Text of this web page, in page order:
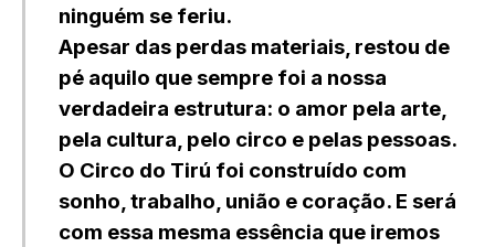
ninguém se feriu.
Apesar das perdas materiais, restou de
pé aquilo que sempre foi a nossa
verdadeira estrutura: o amor pela arte,
pela cultura, pelo circo e pelas pessoas.
O Circo do Tirú foi construído com
sonho, trabalho, união e coração. E será
com essa mesma essência que iremos